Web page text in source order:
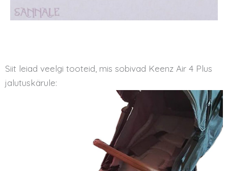
Siit leiad veelgi tooteid, mis sobivad Keenz Air 4 Plus
jalutuskärule: